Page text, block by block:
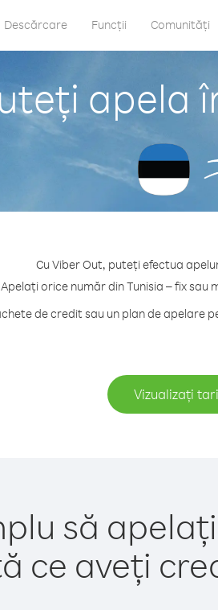
Descărcare Funcții Comunități
apela
Cu Viber Out, puteți efectua
Apelați orice număr din Tunisia – fix sau
de credit sau un plan de apelare
Vizualizați
să
ce aveți